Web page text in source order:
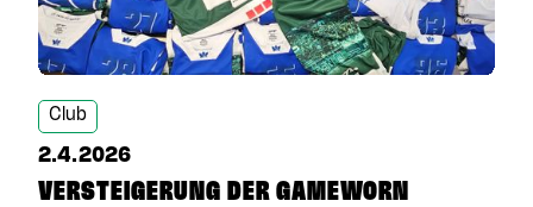
Club
2.4.2026
VERSTEIGERUNG DER GAMEWORN